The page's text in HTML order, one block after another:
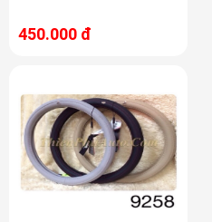
450.000 đ